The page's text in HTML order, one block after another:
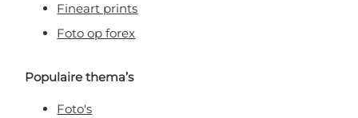
Fineart prints
Foto op forex
Populaire thema’s
Foto's